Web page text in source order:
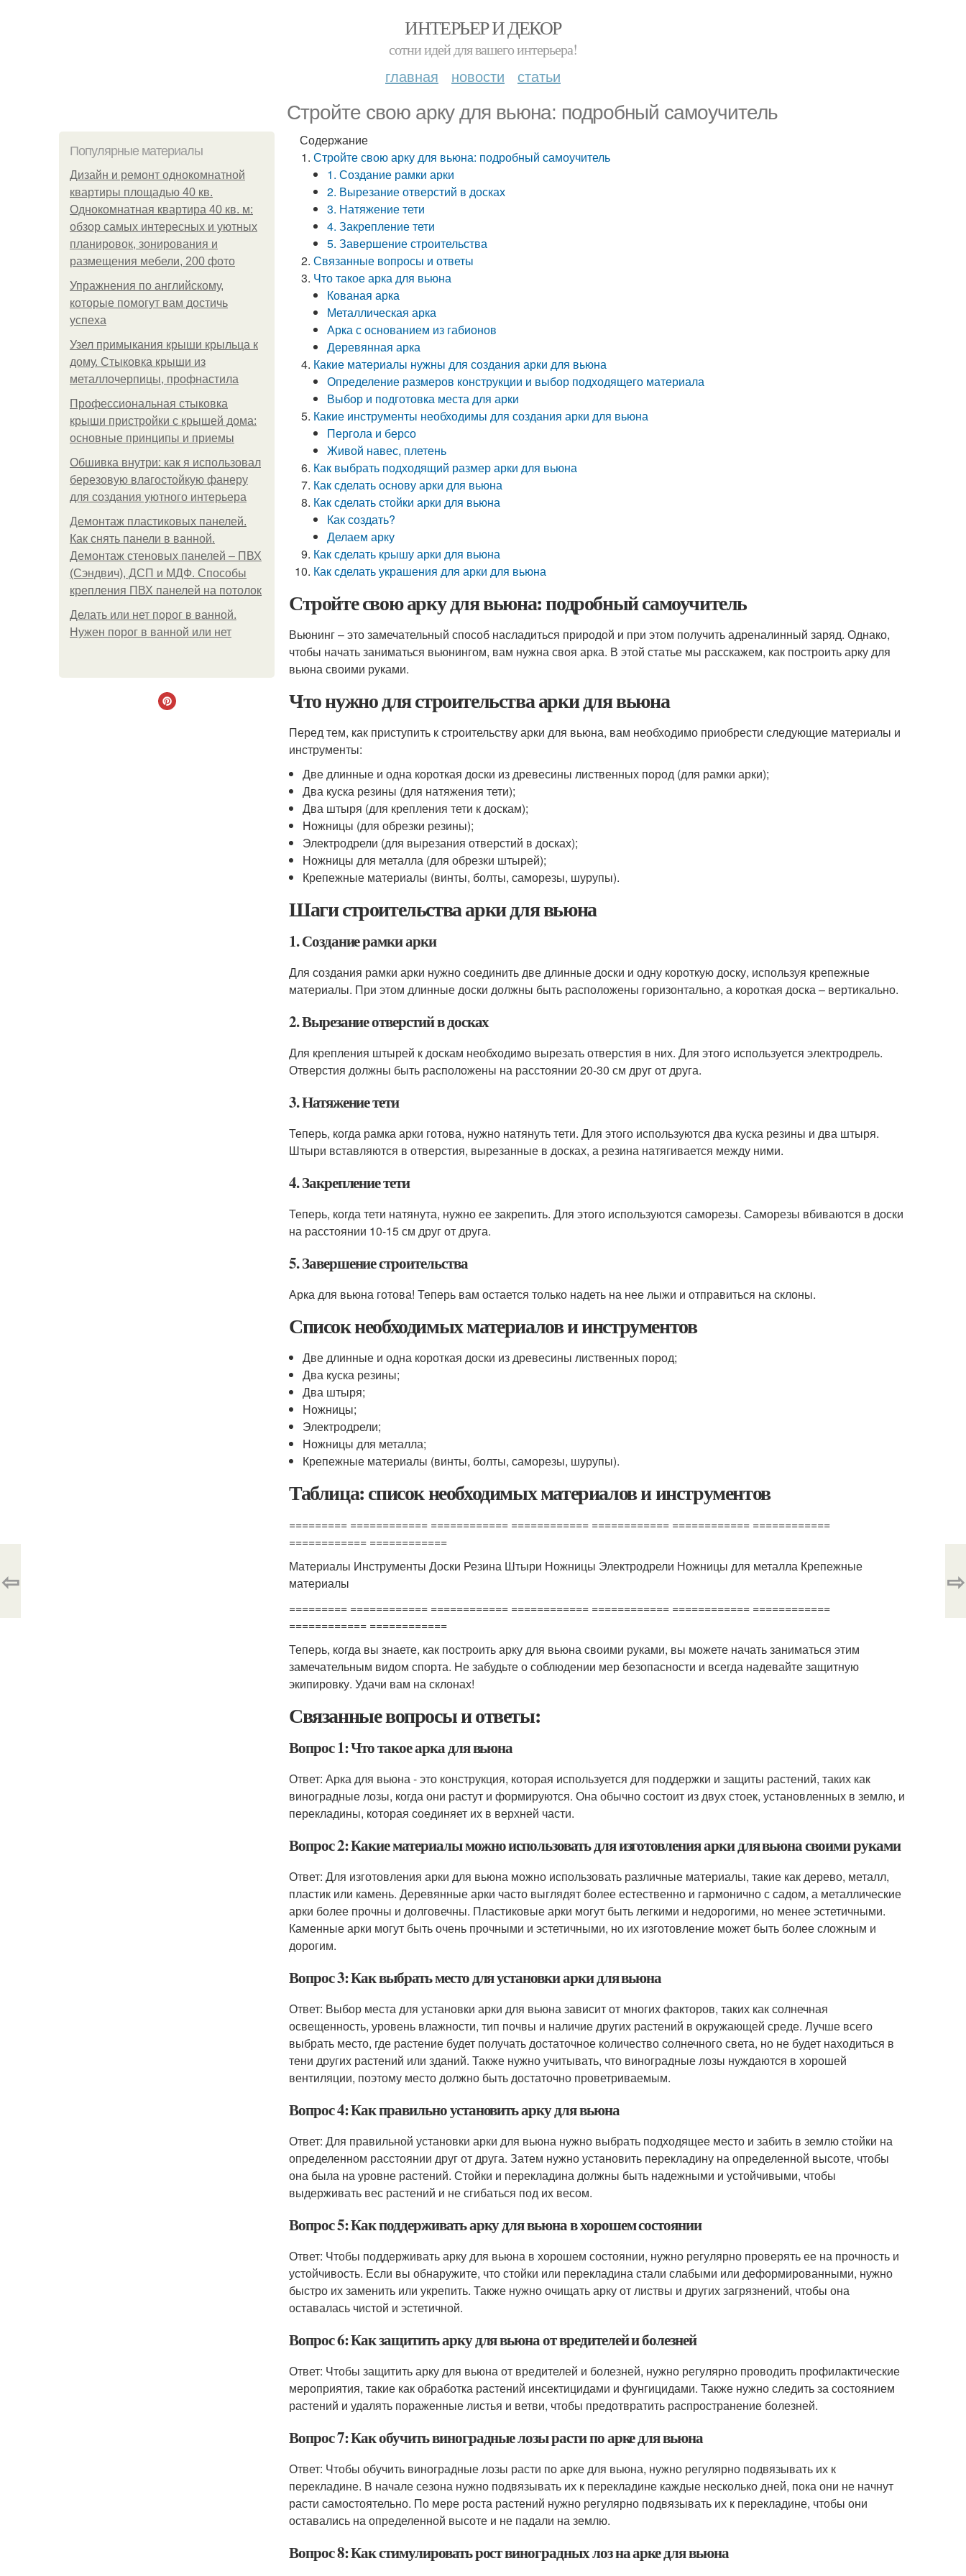
ИНТЕРЬЕР И ДЕКОР
сотни идей для вашего интерьера!
главная новости статьи
Стройте свою арку для вьюна: подробный самоучитель
Популярные материалы
Дизайн и ремонт однокомнатной
квартиры площадью 40 кв.
Однокомнатная квартира 40 кв. м:
обзор самых интересных и уютных
планировок, зонирования и
размещения мебели, 200 фото
Упражнения по английскому,
которые помогут вам достичь
успеха
Узел примыкания крыши крыльца к
дому. Стыковка крыши из
металлочерпицы, профнастила
Профессиональная стыковка
крыши пристройки с крышей дома:
основные принципы и приемы
Обшивка внутри: как я использовал
березовую влагостойкую фанеру
для создания уютного интерьера
Демонтаж пластиковых панелей.
Как снять панели в ванной.
Демонтаж стеновых панелей – ПВХ
(Сэндвич), ДСП и МДФ. Способы
крепления ПВХ панелей на потолок
Делать или нет порог в ванной.
Нужен порог в ванной или нет
Содержание
Стройте свою арку для вьюна: подробный самоучитель
1. Создание рамки арки
2. Вырезание отверстий в досках
3. Натяжение тети
4. Закрепление тети
5. Завершение строительства
Связанные вопросы и ответы
Что такое арка для вьюна
Кованая арка
Металлическая арка
Арка с основанием из габионов
Деревянная арка
Какие материалы нужны для создания арки для вьюна
Определение размеров конструкции и выбор подходящего материала
Выбор и подготовка места для арки
Какие инструменты необходимы для создания арки для вьюна
Пергола и берсо
Живой навес, плетень
Как выбрать подходящий размер арки для вьюна
Как сделать основу арки для вьюна
Как сделать стойки арки для вьюна
Как создать?
Делаем арку
Как сделать крышу арки для вьюна
Как сделать украшения для арки для вьюна
Стройте свою арку для вьюна: подробный самоучитель
Вьюнинг – это замечательный способ насладиться природой и при этом получить адреналинный заряд. Однако,
чтобы начать заниматься вьюнингом, вам нужна своя арка. В этой статье мы расскажем, как построить арку для
вьюна своими руками.
Что нужно для строительства арки для вьюна
Перед тем, как приступить к строительству арки для вьюна, вам необходимо приобрести следующие материалы и
инструменты:
Две длинные и одна короткая доски из древесины лиственных пород (для рамки арки);
Два куска резины (для натяжения тети);
Два штыря (для крепления тети к доскам);
Ножницы (для обрезки резины);
Электродрели (для вырезания отверстий в досках);
Ножницы для металла (для обрезки штырей);
Крепежные материалы (винты, болты, саморезы, шурупы).
Шаги строительства арки для вьюна
1. Создание рамки арки
Для создания рамки арки нужно соединить две длинные доски и одну короткую доску, используя крепежные
материалы. При этом длинные доски должны быть расположены горизонтально, а короткая доска – вертикально.
2. Вырезание отверстий в досках
Для крепления штырей к доскам необходимо вырезать отверстия в них. Для этого используется электродрель.
Отверстия должны быть расположены на расстоянии 20-30 см друг от друга.
3. Натяжение тети
Теперь, когда рамка арки готова, нужно натянуть тети. Для этого используются два куска резины и два штыря.
Штыри вставляются в отверстия, вырезанные в досках, а резина натягивается между ними.
4. Закрепление тети
Теперь, когда тети натянута, нужно ее закрепить. Для этого используются саморезы. Саморезы вбиваются в доски
на расстоянии 10-15 см друг от друга.
5. Завершение строительства
Арка для вьюна готова! Теперь вам остается только надеть на нее лыжи и отправиться на склоны.
Список необходимых материалов и инструментов
Две длинные и одна короткая доски из древесины лиственных пород;
Два куска резины;
Два штыря;
Ножницы;
Электродрели;
Ножницы для металла;
Крепежные материалы (винты, болты, саморезы, шурупы).
Таблица: список необходимых материалов и инструментов
========= ============ ============ ============ ============ ============ ============
============ ============
Материалы Инструменты Доски Резина Штыри Ножницы Электродрели Ножницы для металла Крепежные
материалы
========= ============ ============ ============ ============ ============ ============
============ ============
Теперь, когда вы знаете, как построить арку для вьюна своими руками, вы можете начать заниматься этим
замечательным видом спорта. Не забудьте о соблюдении мер безопасности и всегда надевайте защитную
экипировку. Удачи вам на склонах!
Связанные вопросы и ответы:
Вопрос 1: Что такое арка для вьюна
Ответ: Арка для вьюна - это конструкция, которая используется для поддержки и защиты растений, таких как
виноградные лозы, когда они растут и формируются. Она обычно состоит из двух стоек, установленных в землю, и
перекладины, которая соединяет их в верхней части.
Вопрос 2: Какие материалы можно использовать для изготовления арки для вьюна своими руками
Ответ: Для изготовления арки для вьюна можно использовать различные материалы, такие как дерево, металл,
пластик или камень. Деревянные арки часто выглядят более естественно и гармонично с садом, а металлические
арки более прочны и долговечны. Пластиковые арки могут быть легкими и недорогими, но менее эстетичными.
Каменные арки могут быть очень прочными и эстетичными, но их изготовление может быть более сложным и
дорогим.
Вопрос 3: Как выбрать место для установки арки для вьюна
Ответ: Выбор места для установки арки для вьюна зависит от многих факторов, таких как солнечная
освещенность, уровень влажности, тип почвы и наличие других растений в окружающей среде. Лучше всего
выбрать место, где растение будет получать достаточное количество солнечного света, но не будет находиться в
тени других растений или зданий. Также нужно учитывать, что виноградные лозы нуждаются в хорошей
вентиляции, поэтому место должно быть достаточно проветриваемым.
Вопрос 4: Как правильно установить арку для вьюна
Ответ: Для правильной установки арки для вьюна нужно выбрать подходящее место и забить в землю стойки на
определенном расстоянии друг от друга. Затем нужно установить перекладину на определенной высоте, чтобы
она была на уровне растений. Стойки и перекладина должны быть надежными и устойчивыми, чтобы
выдерживать вес растений и не сгибаться под их весом.
Вопрос 5: Как поддерживать арку для вьюна в хорошем состоянии
Ответ: Чтобы поддерживать арку для вьюна в хорошем состоянии, нужно регулярно проверять ее на прочность и
устойчивость. Если вы обнаружите, что стойки или перекладина стали слабыми или деформированными, нужно
быстро их заменить или укрепить. Также нужно очищать арку от листвы и других загрязнений, чтобы она
оставалась чистой и эстетичной.
Вопрос 6: Как защитить арку для вьюна от вредителей и болезней
Ответ: Чтобы защитить арку для вьюна от вредителей и болезней, нужно регулярно проводить профилактические
мероприятия, такие как обработка растений инсектицидами и фунгицидами. Также нужно следить за состоянием
растений и удалять пораженные листья и ветви, чтобы предотвратить распространение болезней.
Вопрос 7: Как обучить виноградные лозы расти по арке для вьюна
Ответ: Чтобы обучить виноградные лозы расти по арке для вьюна, нужно регулярно подвязывать их к
перекладине. В начале сезона нужно подвязывать их к перекладине каждые несколько дней, пока они не начнут
расти самостоятельно. По мере роста растений нужно регулярно подвязывать их к перекладине, чтобы они
оставались на определенной высоте и не падали на землю.
Вопрос 8: Как стимулировать рост виноградных лоз на арке для вьюна
⇦ ⇨